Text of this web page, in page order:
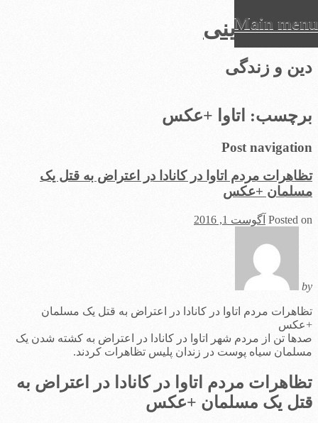
عرفان دینی
دین و زندگی
Main menu
to
content
برچسب: اتاوا +عکس
Post navigation
تظاهرات مردم اتاوا در کانادا در اعتراض به قتل یک
مسلمان +عکس
Posted on آگوست 1, 2016
by
تظاهرات مردم اتاوا در کانادا در اعتراض به قتل یک مسلمان
+عکس
صدها تن از مردم شهر اتاوا در کانادا در اعتراض به کشته شدن یک
مسلمان سیاه پوست در زندان پلیس تظاهرات کردند.
تظاهرات مردم اتاوا در کانادا در اعتراض به
قتل یک مسلمان +عکس